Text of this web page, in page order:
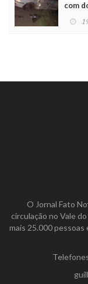
com
O Jornal Fato
circulação no Vale
mais 25.000